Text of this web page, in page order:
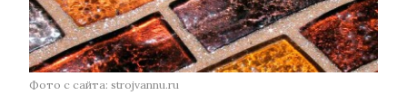
Фото с сайта: strojvannu.ru